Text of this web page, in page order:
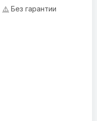
⚠️ Без гарантии